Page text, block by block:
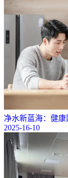
净水新蓝海：健
2025-16-10